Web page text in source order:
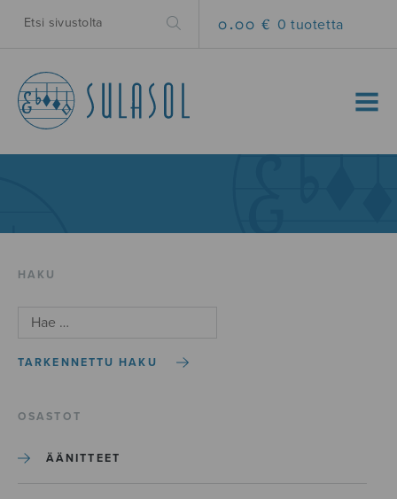
0.00 € 0 tuotetta
MENU
HAKU
TARKENNETTU HAKU
OSASTOT
ÄÄNITTEET